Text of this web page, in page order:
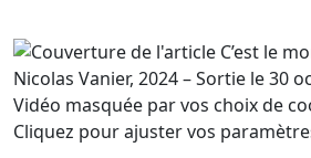
Vidéo masquée par vos choix de
Cliquez pour ajuster vos